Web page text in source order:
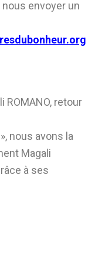
envoyer un
ROMANO, retour
nous avons la
Magali
à ses